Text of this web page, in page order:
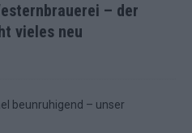
– der
vieles neu